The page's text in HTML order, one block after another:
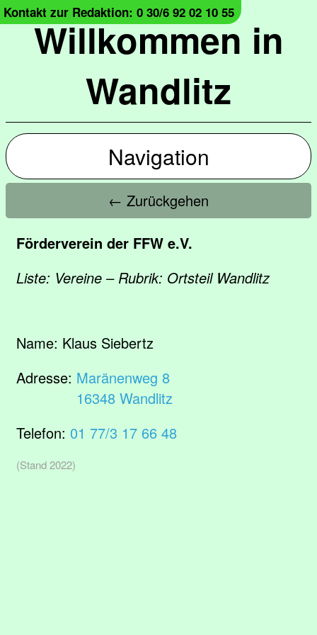
Willkommen in
Wandlitz
Kontakt zur Redaktion: 0 30/6 92 02 10 55
Navigation
← Zurückgehen
Förderverein der FFW e.V.
Liste: Vereine – Rubrik: Ortsteil Wandlitz
Name: Klaus Siebertz
Adresse: Maränenweg 8
16348 Wandlitz
Telefon: 01 77/3 17 66 48
(Stand 2022)